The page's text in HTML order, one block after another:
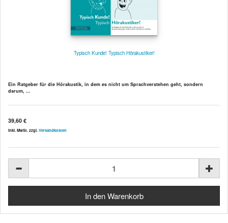
Typisch Kunde! Typisch Hörakustiker!
Ein Ratgeber für die Hörakustik, in dem es nicht um Sprachverstehen geht, sondern
darum, ...
39,60 €
inkl. MwSt. zzgl. Versandkosten